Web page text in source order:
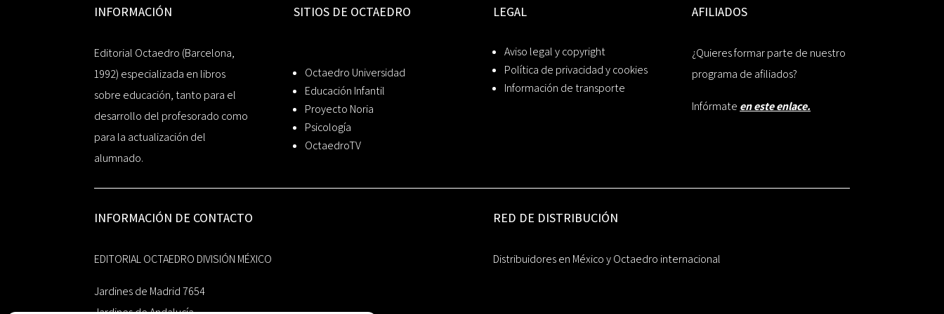
INFORMACIÓN
Editorial Octaedro (Barcelona,
1992) especializada en libros
sobre educación, tanto para el
desarrollo del profesorado como
para la actualización del
alumnado.
SITIOS DE OCTAEDRO
Octaedro Universidad
Educación Infantil
Proyecto Noria
Psicología
OctaedroTV
LEGAL
Aviso legal y copyright
Política de privacidad y cookies
Información de transporte
AFILIADOS
¿Quieres formar parte de nuestro
programa de afiliados?
Infórmate en este enlace.
INFORMACIÓN DE CONTACTO
EDITORIAL OCTAEDRO DIVISIÓN MÉXICO
Jardines de Madrid 7654
RED DE DISTRIBUCIÓN
Distribuidores en México y Octaedro internacional